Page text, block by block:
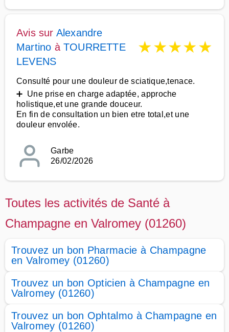
Avis sur Alexandre
Martino àTOURRETTE
LEVENS
★★★★★
Consulté pour une douleur de sciatique,tenace.
➕ Une prise en charge adaptée, approche
holistique,et une grande douceur.
En fin de consultation un bien etre total,et une
douleur envolée.
Garbe
26/02/2026
Toutes les activités de Santé à
Champagne en Valromey (01260)
Trouvez un bon Pharmacie à Champagne
en Valromey (01260)
Trouvez un bon Opticien à Champagne en
Valromey (01260)
Trouvez un bon Ophtalmo à Champagne en
Valromey (01260)